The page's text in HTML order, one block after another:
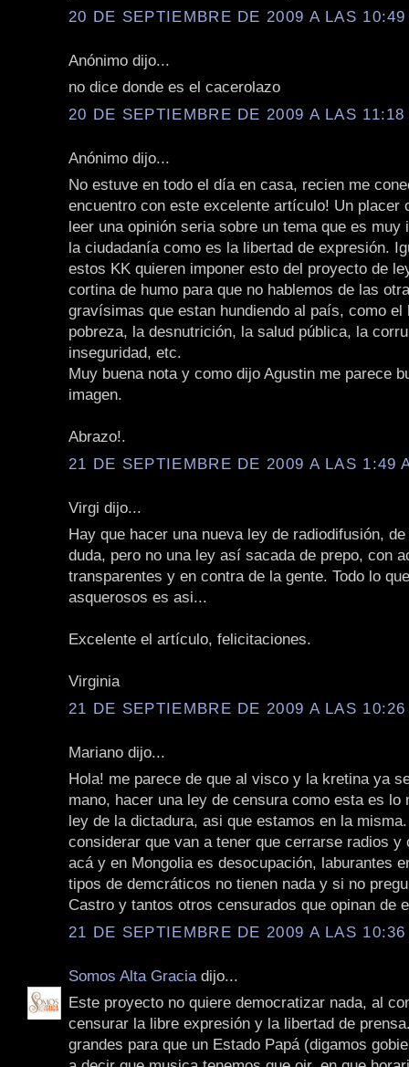
20 DE SEPTIEMBRE DE 2009 A LAS 10:49
Anónimo dijo...
no dice donde es el cacerolazo
20 DE SEPTIEMBRE DE 2009 A LAS 11:18
Anónimo dijo...
No estuve en todo el día en casa, recien me
encuentro con este excelente artículo! Un placer
leer una opinión seria sobre un tema que es muy
la ciudadanía como es la libertad de expresión.
estos KK quieren imponer esto del proyecto de
cortina de humo para que no hablemos de las
gravísimas que estan hundiendo al país, como el
pobreza, la desnutrición, la salud pública, la
inseguridad, etc.
Muy buena nota y como dijo Agustin me parece
imagen.
Abrazo!.
21 DE SEPTIEMBRE DE 2009 A LAS 1:49
Virgi dijo...
Hay que hacer una nueva ley de radiodifusión,
duda, pero no una ley así sacada de prepo, con
transparentes y en contra de la gente. Todo lo
asquerosos es asi...
Excelente el artículo, felicitaciones.
Virginia
21 DE SEPTIEMBRE DE 2009 A LAS
Mariano dijo...
Hola! me parece de que al visco y la kretina ya
mano, hacer una ley de censura como esta es lo
ley de la dictadura, asi que estamos en la
considerar que van a tener que cerrarse radios y
acá y en Mongolia es desocupación, laburantes
tipos de demcráticos no tienen nada y si no
Castro y tantos otros censurados que opinan de
21 DE SEPTIEMBRE DE 2009 A LAS
Somos Alta Gracia dijo...
Este proyecto no quiere democratizar nada, al
censurar la libre expresión y la libertad de
grandes para que un Estado Papá (digamos